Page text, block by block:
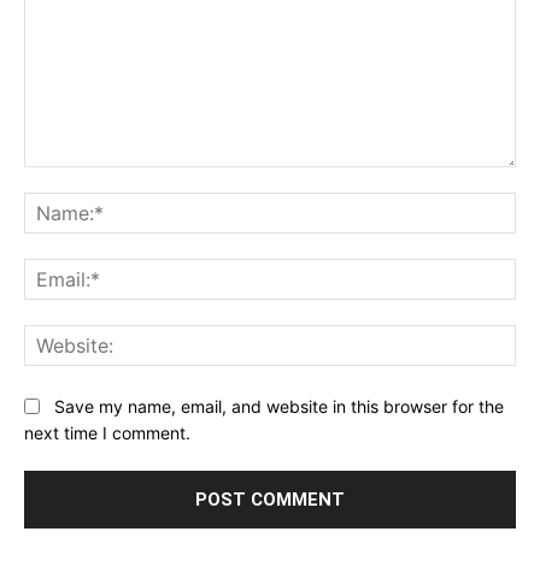
Save my name, email, and website in this browser for the
next time I comment.